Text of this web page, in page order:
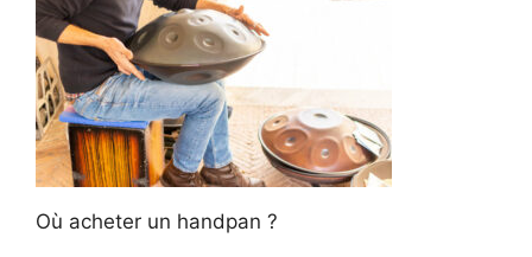
Où acheter un handpan ?